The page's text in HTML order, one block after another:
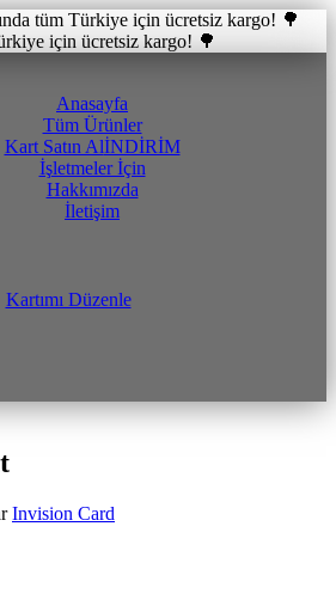
tüm Türkiye için ücretsiz kargo! 🌳
için ücretsiz kargo! 🌳
Anasayfa
Tüm Ürünler
Kart Satın AlİNDİRİM
İşletmeler İçin
Hakkımızda
İletişim
Kartımı Düzenle
Invision Card